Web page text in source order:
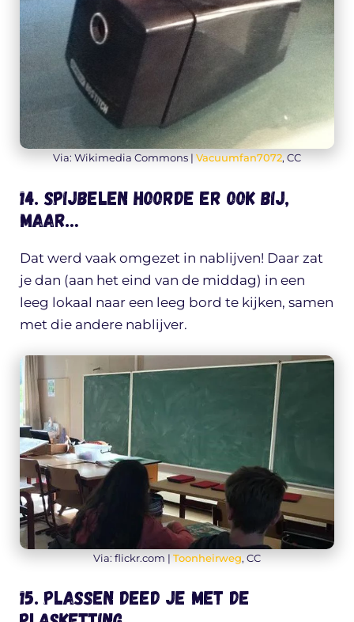
Via: Wikimedia Commons | Vacuumfan7072, CC
14. Spijbelen hoorde er ook bij,
maar…
Dat werd vaak omgezet in nablijven! Daar zat
je dan (aan het eind van de middag) in een
leeg lokaal naar een leeg bord te kijken, samen
met die andere nablijver.
Via: flickr.com | Toonheirweg, CC
15. Plassen deed je met de